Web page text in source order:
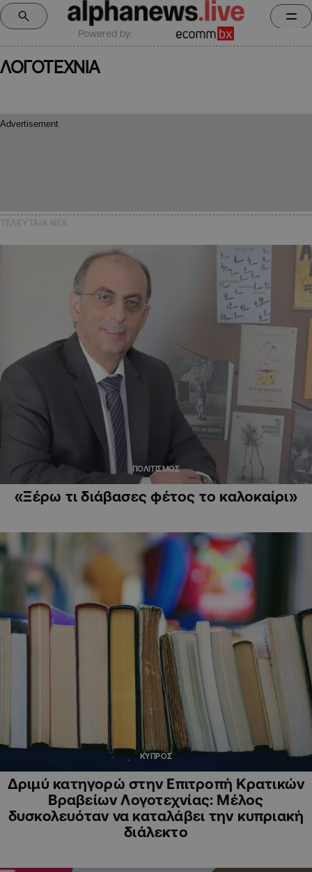
Powered by:
ΛΟΓΟΤΕΧΝΙΑ
ΠΟΛΙΤΙΣΜΟΣ
«Ξέρω τι διάβασες φέτος το καλοκαίρι»
ΚΥΠΡΟΣ
Δριμύ κατηγορώ στην Επιτροπή Κρατικών
Βραβείων Λογοτεχνίας: Μέλος
δυσκολευόταν να καταλάβει την κυπριακή
διάλεκτο